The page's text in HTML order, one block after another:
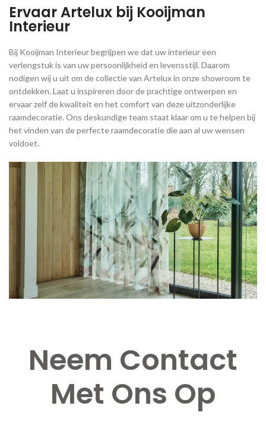
Ervaar Artelux bij Kooijman
Interieur
Bij Kooijman Interieur begrijpen we dat uw interieur een
verlengstuk is van uw persoonlijkheid en levensstijl. Daarom
nodigen wij u uit om de collectie van Artelux in onze showroom te
ontdekken. Laat u inspireren door de prachtige ontwerpen en
ervaar zelf de kwaliteit en het comfort van deze uitzonderlijke
raamdecoratie. Ons deskundige team staat klaar om u te helpen bij
het vinden van de perfecte raamdecoratie die aan al uw wensen
voldoet.
Neem Contact
Met Ons Op